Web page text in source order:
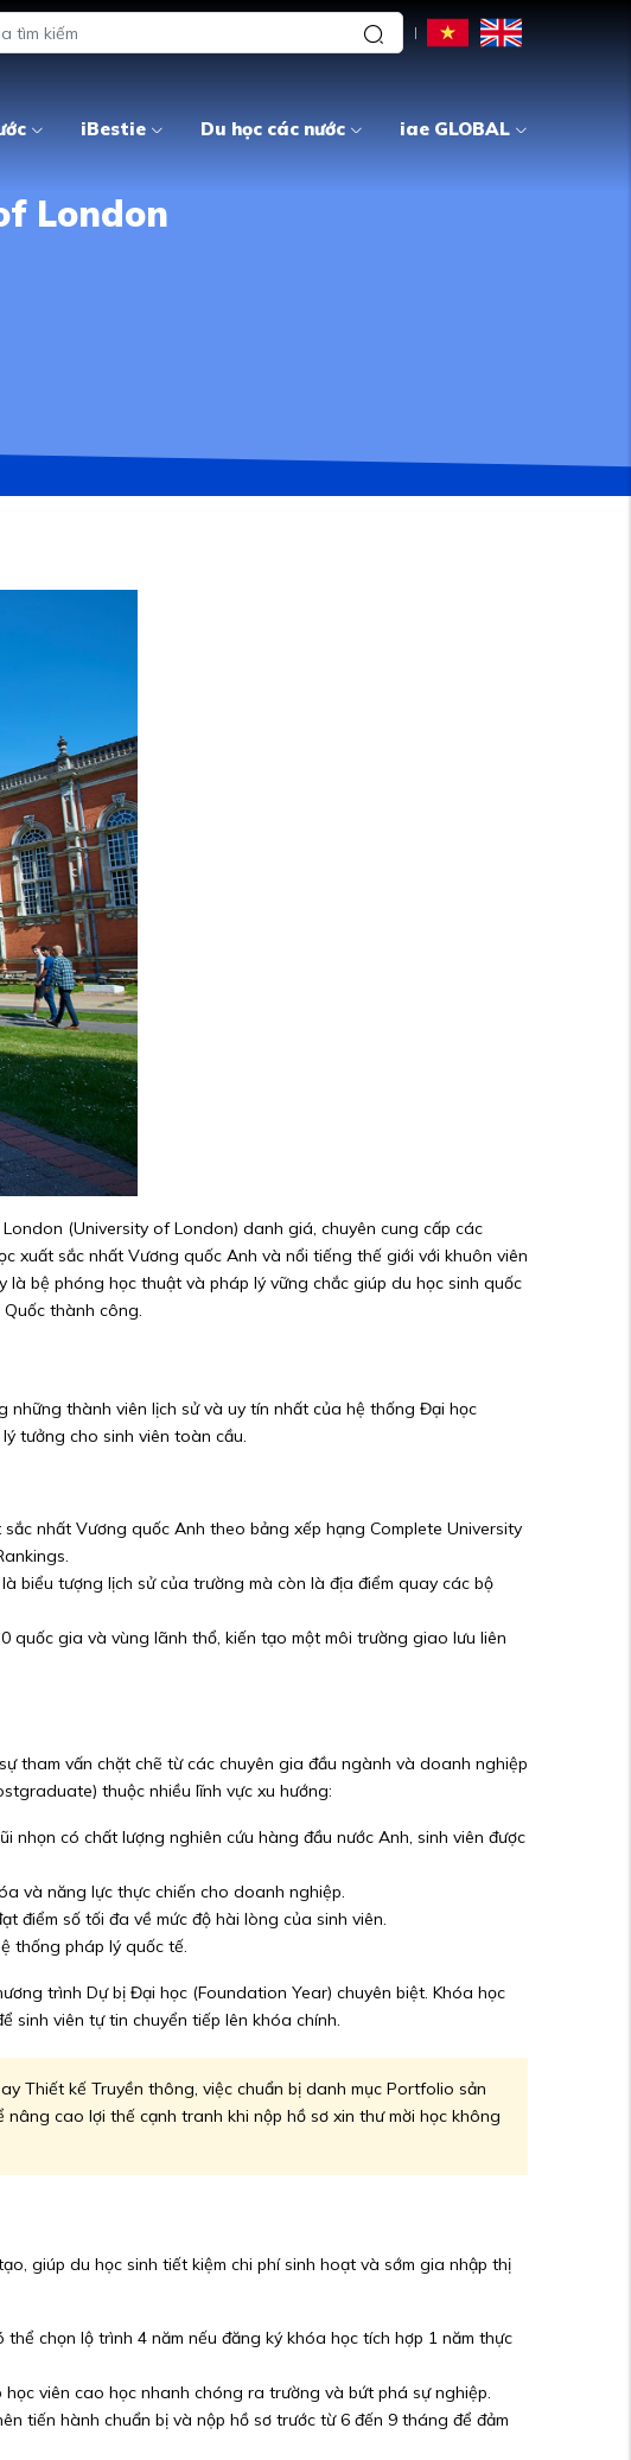
iBestie Du học các nước iae GLOBAL
London
(University of London) danh giá, chuyên cung cấp các
xuất sắc nhất Vương quốc Anh và nổi tiếng thế giới với khuôn viên
là bệ phóng học thuật và pháp lý vững chắc giúp du học sinh quốc
thành công.
thành viên lịch sử và uy tín nhất của hệ thống Đại học
tưởng cho sinh viên toàn cầu.
nhất Vương quốc Anh theo bảng xếp hạng Complete University
biểu tượng lịch sử của trường mà còn là địa điểm quay các bộ
quốc gia và vùng lãnh thổ, kiến tạo một môi trường giao lưu liên
tham vấn chặt chẽ từ các chuyên gia đầu ngành và doanh nghiệp
thuộc nhiều lĩnh vực xu hướng:
nhọn có chất lượng nghiên cứu hàng đầu nước Anh, sinh viên được
và năng lực thực chiến cho doanh nghiệp.
điểm số tối đa về mức độ hài lòng của sinh viên.
thống pháp lý quốc tế.
trình Dự bị Đại học (Foundation Year) chuyên biệt. Khóa học
sinh viên tự tin chuyển tiếp lên khóa chính.
Thiết kế Truyền thông, việc chuẩn bị danh mục Portfolio sản
cao lợi thế cạnh tranh khi nộp hồ sơ xin thư mời học không
giúp du học sinh tiết kiệm chi phí sinh hoạt và sớm gia nhập thị
chọn lộ trình 4 năm nếu đăng ký khóa học tích hợp 1 năm thực
viên cao học nhanh chóng ra trường và bứt phá sự nghiệp.
tiến hành chuẩn bị và nộp hồ sơ trước từ 6 đến 9 tháng để đảm